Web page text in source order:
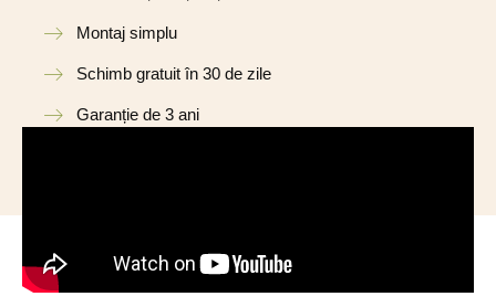
Montaj simplu
Schimb gratuit în 30 de zile
Garanție de 3 ani